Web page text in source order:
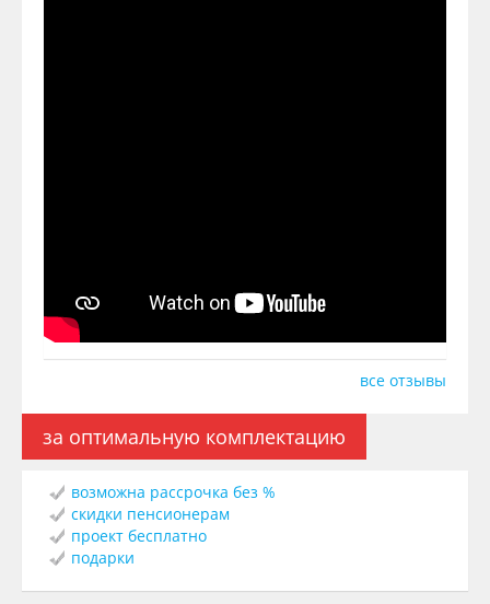
все отзывы
за оптимальную комплектацию
возможна рассрочка без %
скидки пенсионерам
проект бесплатно
подарки